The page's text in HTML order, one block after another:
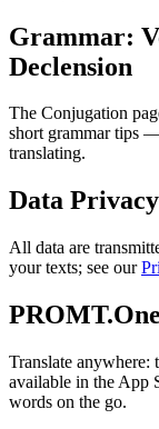
Grammar:
Declension
The Conjugation
short grammar tips
translating.
Data
All data are
your texts; see our
Translate
available in the App
words on the go.